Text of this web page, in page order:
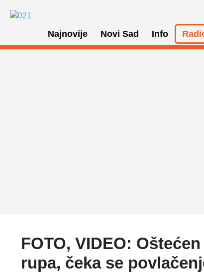
Najnovije Novi Sad Info
FOTO, VIDEO:
rupa, čeka se